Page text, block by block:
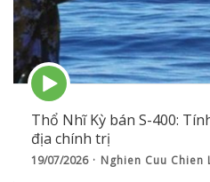
Episode
play
icon
Thổ Nhĩ Kỳ bán S-400:
địa chính trị
19/07/2026 Nghien Cuu Chien